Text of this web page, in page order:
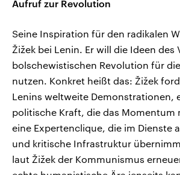
Aufruf zur Revolution
Seine Inspiration für den radikalen
Žižek bei Lenin. Er will die Ideen des
bolschewistischen Revolution für
nutzen. Konkret heißt das: Žižek
Lenins weltweite Demonstrationen,
politische Kraft, die das Momentum
eine Expertenclique, die im Dienste
und kritische Infrastruktur
laut Žižek der Kommunismus